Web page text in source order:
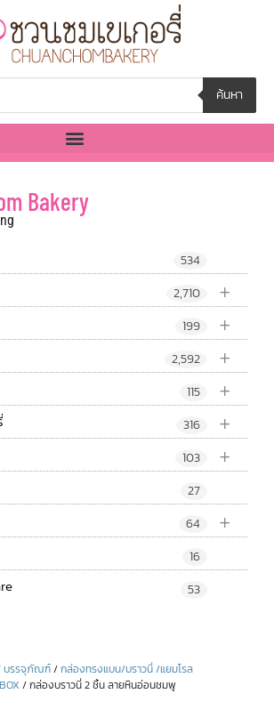
ค้นหา
Bakery
534
+
2,710
+
199
+
2,592
+
115
+
316
+
103
27
+
64
16
53
บรรจุภัณฑ์/กล่องทรงแบน/บราวนี่ /แยมโรล
/ กล่องบราวนี่ 2 ชิ้น ลายหินอ่อนชมพู